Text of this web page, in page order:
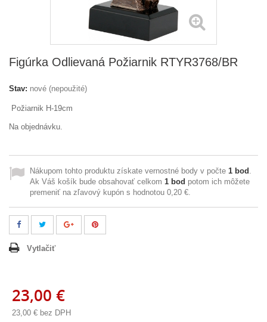
Figúrka Odlievaná Požiarnik RTYR3768/BR
Stav: nové (nepoužité)
Požiarnik H-19cm
Na objednávku.
Nákupom tohto produktu získate vernostné body v počte 1 bod .
Ak Váš košík bude obsahovať celkom 1 bod potom ich môžete
premeniť na zľavový kupón s hodnotou 0,20 €.
Vytlačiť
23,00 €
23,00 € bez DPH